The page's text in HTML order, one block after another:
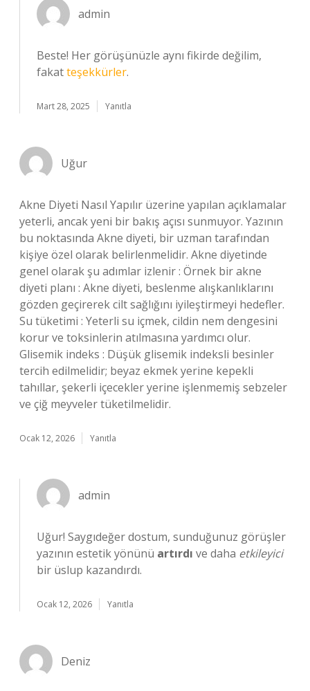
admin
Beste! Her görüşünüzle aynı fikirde değilim,
fakatteşekkürler.
Mart 28, 2025 Yanıtla
Uğur
Akne Diyeti Nasıl Yapılır üzerine yapılan açıklamalar
yeterli, ancak yeni bir bakış açısı sunmuyor. Yazının
bu noktasında Akne diyeti, bir uzman tarafından
kişiye özel olarak belirlenmelidir. Akne diyetinde
genel olarak şu adımlar izlenir : Örnek bir akne
diyeti planı : Akne diyeti, beslenme alışkanlıklarını
gözden geçirerek cilt sağlığını iyileştirmeyi hedefler.
Su tüketimi : Yeterli su içmek, cildin nem dengesini
korur ve toksinlerin atılmasına yardımcı olur.
Glisemik indeks : Düşük glisemik indeksli besinler
tercih edilmelidir; beyaz ekmek yerine kepekli
tahıllar, şekerli içecekler yerine işlenmemiş sebzeler
ve çiğ meyveler tüketilmelidir.
Ocak 12, 2026 Yanıtla
admin
Uğur! Saygıdeğer dostum, sunduğunuz görüşler
yazının estetik yönünü artırdı ve daha etkileyici
bir üslup kazandırdı.
Ocak 12, 2026 Yanıtla
Deniz